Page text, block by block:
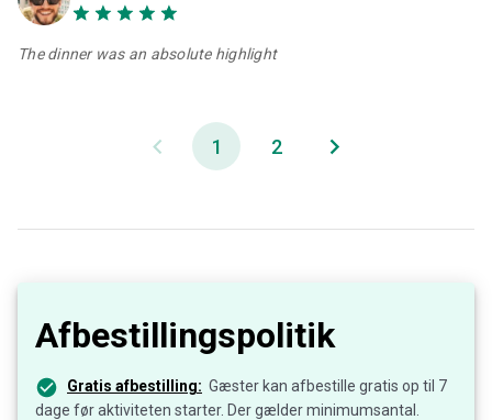
The dinner was an absolute highlight
1 2
Afbestillingspolitik
Gratis afbestilling: Gæster kan afbestille gratis op til 7
dage før aktiviteten starter. Der gælder minimumsantal.